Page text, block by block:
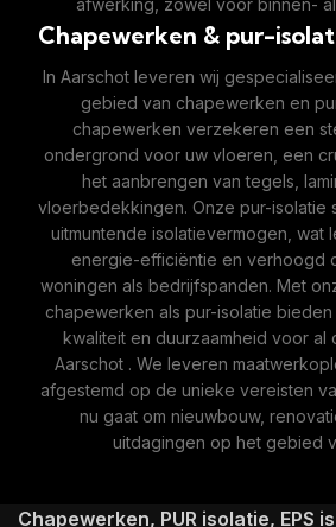
Chapewerken & pur-
In Aarschot leveren wij
gebied van chapewerken en
chapewerken verzekeren een
ondergrond voor uw vloeren, een
het aanbrengen van tegels,
vloerbedekkingen. Onze pur-isolatie
uitmuntende isolatievermogen, wat
energie-efficiëntie en verhoogd
woningen als bedrijfspanden. Met
chapewerken als pur-isolatie
kwaliteit en duurzaamheid voor al
Aarschot . We leveren
afgestemd op de unieke vereisten
nu gaat om nieuwbouw,
uitdagingen op het gebied
Chapewerken, PUR isolatie, EPS